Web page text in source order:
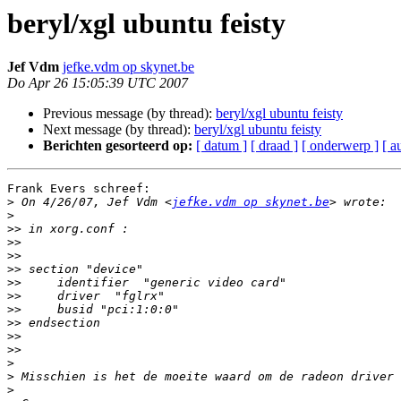
beryl/xgl ubuntu feisty
Jef Vdm jefke.vdm op skynet.be
Do Apr 26 15:05:39 UTC 2007
Previous message (by thread): beryl/xgl ubuntu feisty
Next message (by thread): beryl/xgl ubuntu feisty
Berichten gesorteerd op: [ datum ] [ draad ] [ onderwerp ] [
Frank Evers schreef:
> On 4/26/07, Jef Vdm <jefke.vdm op skynet.be
>
>>
>>
>>
>>
>>
>>
>>
>>
>>
>>
>
>
>